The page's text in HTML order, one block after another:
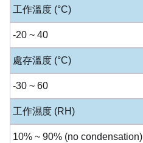
工作溫度 (°C)
-20 ~ 40
處存溫度 (°C)
-30 ~ 60
工作濕度 (RH)
10% ~ 90% (no condensation)